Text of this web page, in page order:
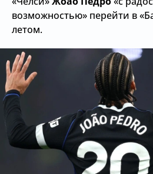
возможностью» перейти в
летом.
Контакты